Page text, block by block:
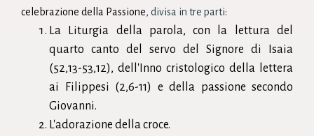
celebrazione della Passione, divisa in tre parti:
La Liturgia della parola, con la lettura del
quarto canto del servo del Signore di Isaia
(52,13-53,12), dell'Inno cristologico della lettera
ai Filippesi (2,6-11) e della passione secondo
Giovanni.
L'adorazione della croce.